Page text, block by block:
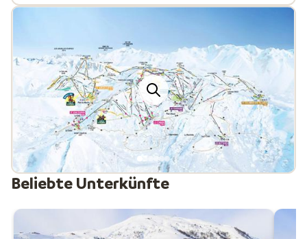
Beliebte Unterkünfte